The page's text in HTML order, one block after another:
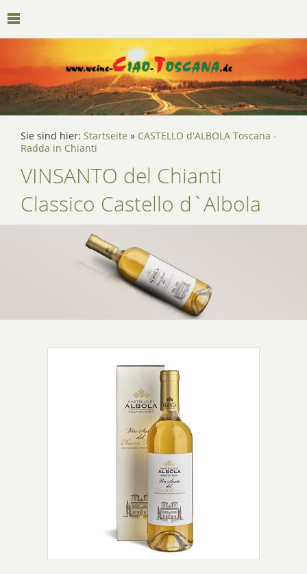
Sie sind hier: Startseite » CASTELLO d'ALBOLA Toscana -
Radda in Chianti
VINSANTO del Chianti
Classico Castello d`Albola